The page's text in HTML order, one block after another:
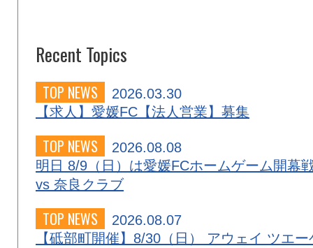
Recent Topics
TOP NEWS
2026.03.30
【求人】愛媛FC【法人営業】募集
TOP NEWS
2026.08.08
明日 8/9（日）は愛媛FCホームゲーム開幕
vs 奈良クラブ
TOP NEWS
2026.08.07
【砥部町開催】8/30（日） アウェイ ツエー